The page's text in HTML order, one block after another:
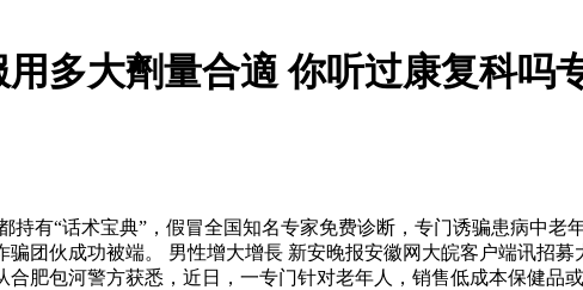
多大劑量合適 你听过康复科吗
持有“话术宝典”，假冒全国知名专家免费诊断，专门诱骗患病中
团伙成功被端。 男性增大增長 新安晚报安徽网大皖客户端讯招
包河警方获悉，近日，一专门针对老年人，销售低成本保健品